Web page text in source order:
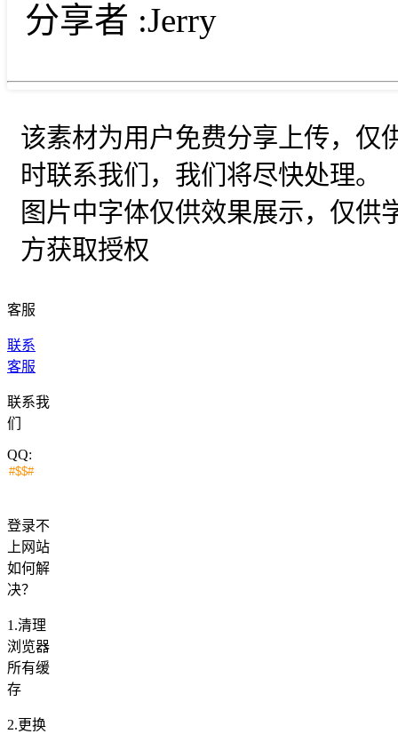
分享者 :Jerry
该素材为用户免费分享上传，仅
时联系我们，我们将尽快处理。
图片中字体仅供效果展示，仅供
方获取授权
客服
联系
客服
联系我
们
QQ:
登录不
上网站
如何解
决？
1.清理
浏览器
所有缓
存
2.更换